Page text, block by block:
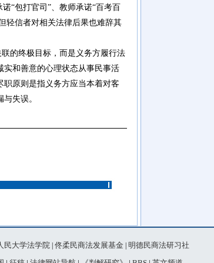
“包打官司”、教师承诺“百考百
轻信者对相关法律后果也难辞其
的终极目标，而是义务方履行法
和善意的心理状态从事民事活
原则是指义务方应当本着对客
失误。
民大学法学院 佟柔民商法发展基金 明德民商法研习社